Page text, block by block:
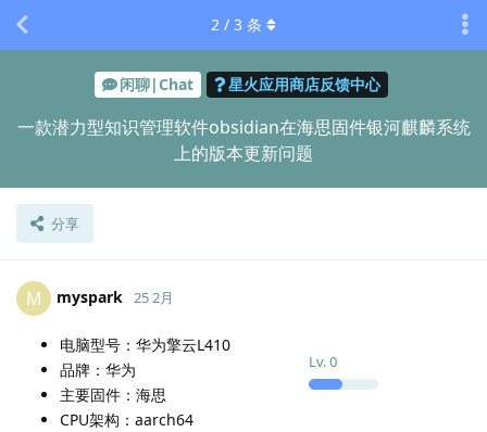
闲聊|Chat 星火应用商店反馈中心
一款潜力型知识管理软件obsidian在海思固件银河麒麟系统
上的版本更新问题
分享
2 / 3 条
M myspark
Lv.0
25 2月
电脑型号：华为擎云L410
品牌：华为
主要固件：海思
CPU架构：aarch64